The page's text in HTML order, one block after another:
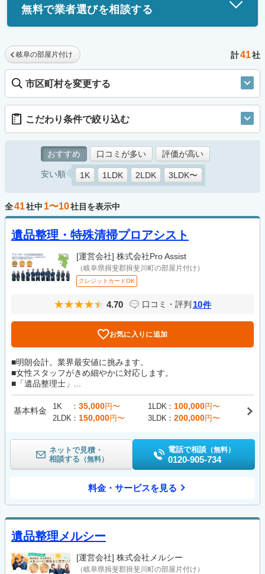
無料で業者選びを相談する
岐阜の部屋片付け 計41社
市区町村を変更する
こだわり条件で絞り込む
おすすめ 口コミが多い 評価が高い
安い順 1K 1LDK 2LDK 3LDK〜
全41社中 1〜10社目を表示中
遺品整理・特殊清掃プロアシスト
[運営会社] 株式会社Pro Assist
（岐阜県揖斐郡揖斐川町の部屋片付け）
クレジットカードOK
4.70 口コミ・評判 10件
お気に入りに追加
■明朗会計。業界最安値に挑みます。
■女性スタッフがきめ細やかに対応します。
■「遺品整理士」...
基本料金 1K 35,000円〜 1LDK 100,000円〜
2LDK
150,000円〜 3LDK 200,000円〜
ネットで見積・
相談する （無料）
電話で相談 （無料）
0120-905-734
料金・サービスを見る
遺品整理メルシー
[運営会社] 株式会社メルシー
（岐阜県揖斐郡揖斐川町の部屋片付け）